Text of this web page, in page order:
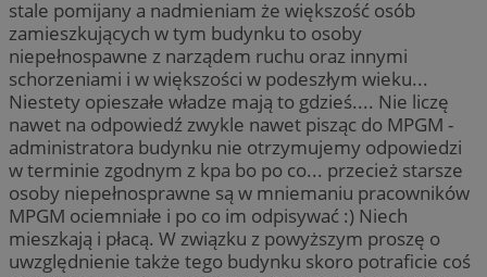
stale pomijany a nadmieniam że większość osób
zamieszkujących w tym budynku to osoby
niepełnospawne z narządem ruchu oraz innymi
schorzeniami i w większości w podeszłym wieku...
Niestety opieszałe władze mają to gdzieś.... Nie liczę
nawet na odpowiedź zwykle nawet pisząc do MPGM -
administratora budynku nie otrzymujemy odpowiedzi
w terminie zgodnym z kpa bo po co... przecież starsze
osoby niepełnosprawne są w mniemaniu pracowników
MPGM ociemniałe i po co im odpisywać :) Niech
mieszkają i płacą. W związku z powyższym proszę o
uwzględnienie także tego budynku skoro potraficie coś